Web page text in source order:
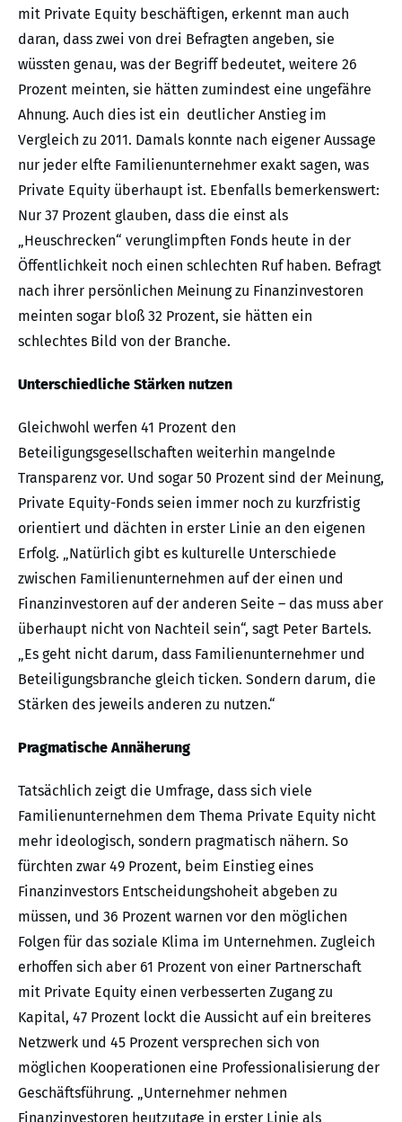
mit Private Equity beschäftigen, erkennt man auch
daran, dass zwei von drei Befragten angeben, sie
wüssten genau, was der Begriff bedeutet, weitere 26
Prozent meinten, sie hätten zumindest eine ungefähre
Ahnung. Auch dies ist ein deutlicher Anstieg im
Vergleich zu 2011. Damals konnte nach eigener Aussage
nur jeder elfte Familienunternehmer exakt sagen, was
Private Equity überhaupt ist. Ebenfalls bemerkenswert:
Nur 37 Prozent glauben, dass die einst als
„Heuschrecken“ verunglimpften Fonds heute in der
Öffentlichkeit noch einen schlechten Ruf haben. Befragt
nach ihrer persönlichen Meinung zu Finanzinvestoren
meinten sogar bloß 32 Prozent, sie hätten ein
schlechtes Bild von der Branche.
Unterschiedliche Stärken nutzen
Gleichwohl werfen 41 Prozent den
Beteiligungsgesellschaften weiterhin mangelnde
Transparenz vor. Und sogar 50 Prozent sind der Meinung,
Private Equity-Fonds seien immer noch zu kurzfristig
orientiert und dächten in erster Linie an den eigenen
Erfolg. „Natürlich gibt es kulturelle Unterschiede
zwischen Familienunternehmen auf der einen und
Finanzinvestoren auf der anderen Seite – das muss aber
überhaupt nicht von Nachteil sein“, sagt Peter Bartels.
„Es geht nicht darum, dass Familienunternehmer und
Beteiligungsbranche gleich ticken. Sondern darum, die
Stärken des jeweils anderen zu nutzen.“
Pragmatische Annäherung
Tatsächlich zeigt die Umfrage, dass sich viele
Familienunternehmen dem Thema Private Equity nicht
mehr ideologisch, sondern pragmatisch nähern. So
fürchten zwar 49 Prozent, beim Einstieg eines
Finanzinvestors Entscheidungshoheit abgeben zu
müssen, und 36 Prozent warnen vor den möglichen
Folgen für das soziale Klima im Unternehmen. Zugleich
erhoffen sich aber 61 Prozent von einer Partnerschaft
mit Private Equity einen verbesserten Zugang zu
Kapital, 47 Prozent lockt die Aussicht auf ein breiteres
Netzwerk und 45 Prozent versprechen sich von
möglichen Kooperationen eine Professionalisierung der
Geschäftsführung. „Unternehmer nehmen
Finanzinvestoren heutzutage in erster Linie als